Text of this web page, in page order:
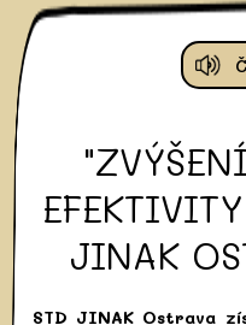
JINAK
STD JINAK Ostrava